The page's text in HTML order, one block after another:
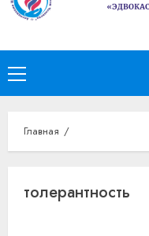
Основное
меню
Главная
толерантность